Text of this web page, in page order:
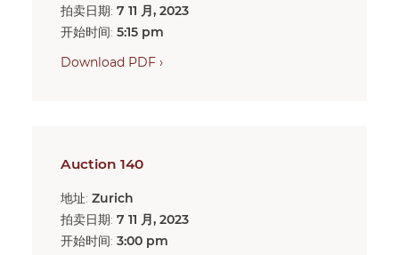
拍卖日期: 7 11 月, 2023
开始时间: 5:15 pm
Download PDF ›
Auction 140
地址: Zurich
拍卖日期: 7 11 月, 2023
开始时间: 3:00 pm